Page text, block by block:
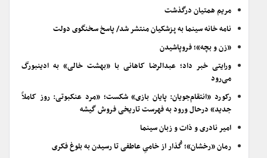
مریم همتیان درگذشت
نامه خانه سینما به پزشکیان منتشر شد/ پاسخ سخنگوی دولت
«زن و بچه»؛ فروپاشیدن
ورایتی خبر داد؛ عبدالرضا کاهانی با «بهشت خالی» به ادینبورگ
می‌رود
رکورد «انتقام‌جویان: پایان بازی» شکست؛ «مرد عنکبوتی: روز کاملاً
جدید» درحال ورود به فهرست تاریخی فروش گیشه
امیر نادری و ذات و زبان سینما
رمان «رخشان»؛ گُذار از خامیِ عاطفی تا رسیدن به بلوغ فکری